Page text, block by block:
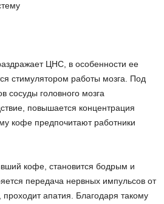
ЦНС, в особенности ее
стимулятором работы мозга. Под
сосуды головного мозга
повышается концентрация
кофе предпочитают работники
кофе, становится бодрым и
передача нервных импульсов от
апатия. Благодаря такому